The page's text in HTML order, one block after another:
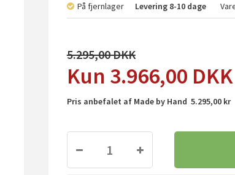
På fjernlager Levering 8-10 dage
5.295,00
3.966,00 DKK
Pris anbefalet af Made by Hand 5.295,00 kr